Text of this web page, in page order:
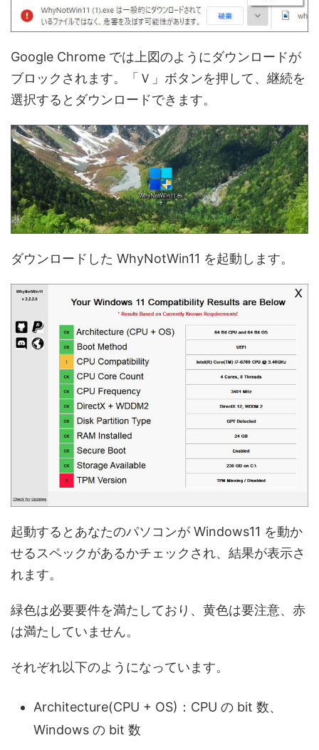
Google Chrome では上図のようにダウンロードが
ブロックされます。「Ｖ」ボタンを押して、継続を
選択するとダウンロードできます。
ダウンロードした WhyNotWin11 を起動します。
起動するとあなたのパソコンが Windows11 を動か
せるスペックがあるかチェックされ、結果が表示さ
れます。
緑色は必要要件を満たしており、黄色は要注意、赤
は満たしていません。
それぞれ以下のようになっています。
Architecture(CPU + OS)：CPU の bit 数、
Windows の bit 数